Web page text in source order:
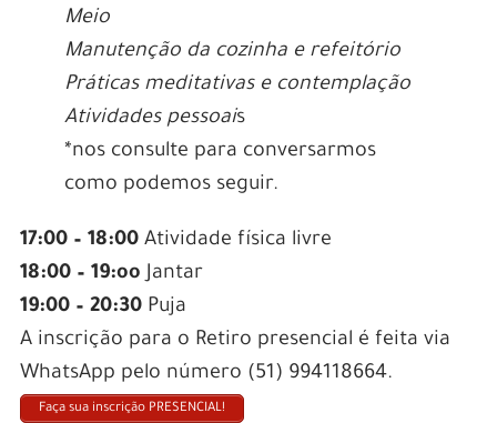
Meio
Manutenção da cozinha e refeitório
Práticas meditativas e contemplação
Atividades pessoais
*nos consulte para conversarmos
como podemos seguir.
17:00 – 18:00Atividade física livre
18:00 – 19:oo Jantar
19:00 – 20:30Puja
A inscrição para o Retiro presencial é feita via
WhatsApp pelo número (51) 994118664.
Faça sua inscrição PRESENCIAL!